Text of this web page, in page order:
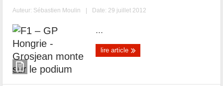
Auteur: Sébastien Moulin | Date: 29 juillet 2012
...
lire article